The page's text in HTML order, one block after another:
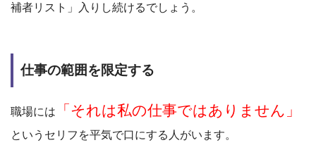
補者リスト」入りし続けるでしょう。
仕事の範囲を限定する
職場には 「それは私の仕事ではありません」
というセリフを平気で口にする人がいます。